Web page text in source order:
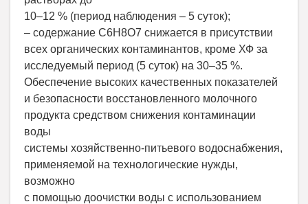
10–12 % (период наблюдения – 5 суток);
– содержание C6H8O7 снижается в присутствии
всех органических контаминантов, кроме ХФ за
исследуемый период (5 суток) на 30–35 %.
Обеспечение высоких качественных показателей
и безопасности восстановленного молочного
продукта средством снижения контаминации
воды
системы хозяйственно-питьевого водоснабжения,
применяемой на технологические нужды,
возможно
с помощью доочистки воды с использованием